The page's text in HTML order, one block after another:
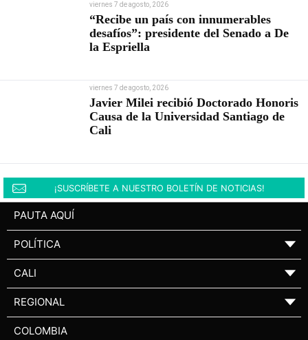
viernes 7 de agosto, 2026
“Recibe un país con innumerables
desafíos”: presidente del Senado a De
la Espriella
viernes 7 de agosto, 2026
Javier Milei recibió Doctorado Honoris
Causa de la Universidad Santiago de
Cali
¡SUSCRÍBETE A NUESTRO BOLETÍN DE NOTICIAS!
PAUTA AQUÍ
POLÍTICA ▼
CALI ▼
REGIONAL ▼
COLOMBIA